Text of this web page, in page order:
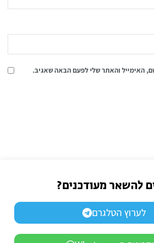
האימייל והאתר שלי לפעם הבאה שאגיב.
להשאר מעודכנים?
לערוץ הטלגרם